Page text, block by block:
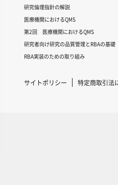
研究倫理指針の解説
医療機関におけるQMS
第2回 医療機関におけるQMS
研究者向け研究の品質管理とRBAの基礎
RBA実装のための取り組み
サイトポリシー 特定商取引法